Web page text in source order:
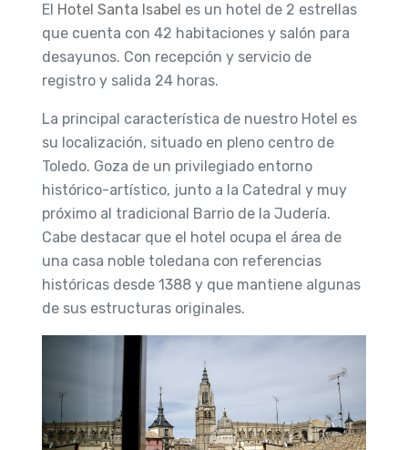
El Hotel Santa Isabel es un hotel de 2 estrellas
que cuenta con 42 habitaciones y salón para
desayunos. Con recepción y servicio de
registro y salida 24 horas.
La principal característica de nuestro Hotel es
su localización, situado en pleno centro de
Toledo. Goza de un privilegiado entorno
histórico-artístico, junto a la Catedral y muy
próximo al tradicional Barrio de la Judería.
Cabe destacar que el hotel ocupa el área de
una casa noble toledana con referencias
históricas desde 1388 y que mantiene algunas
de sus estructuras originales.